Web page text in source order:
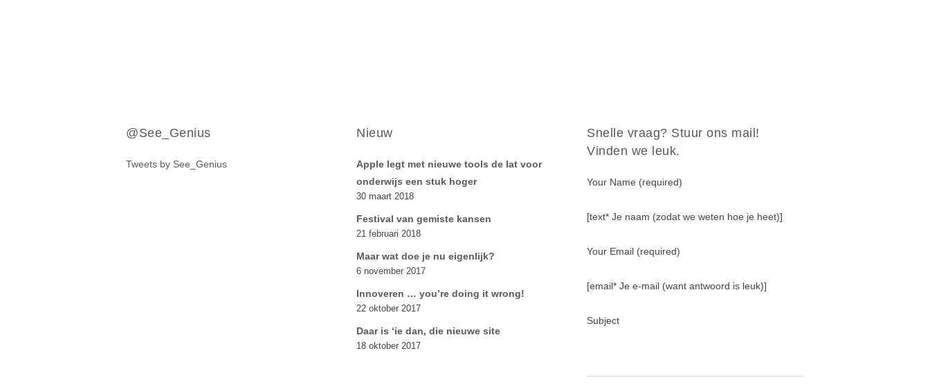
@See_Genius
Tweets by See_Genius
Nieuw
Apple legt met nieuwe tools de lat voor
onderwijs een stuk hoger
30 maart 2018
Festival van gemiste kansen
21 februari 2018
Maar wat doe je nu eigenlijk?
6 november 2017
Innoveren … you’re doing it wrong!
22 oktober 2017
Daar is ‘ie dan, die nieuwe site
18 oktober 2017
Snelle vraag? Stuur ons mail!
Vinden we leuk.
Your Name (required)
[text* Je naam (zodat we weten hoe je heet)]
Your Email (required)
[email* Je e-mail (want antwoord is leuk)]
Subject